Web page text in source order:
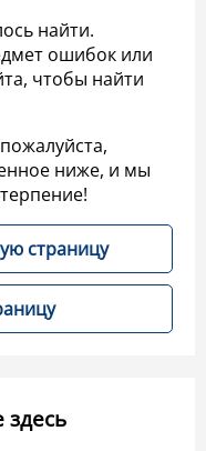
найти.
ошибок или
чтобы найти
ниже, и мы
страницу